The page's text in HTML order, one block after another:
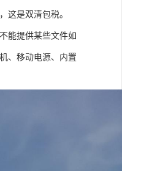
这是双清包税。
能提供某些文件如
、移动电源、内置